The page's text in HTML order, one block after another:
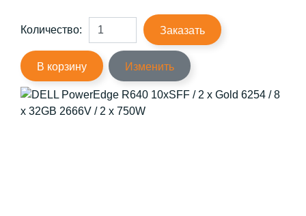
Количество: Заказать
В корзину Изменить